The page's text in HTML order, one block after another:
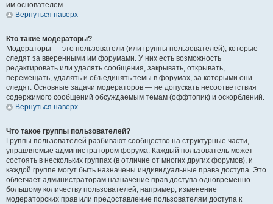
им основателем.
Вернуться наверх
Кто такие модераторы?
Модераторы — это пользователи (или группы пользователей), которые
следят за вверенными им форумами. У них есть возможность
редактировать или удалять сообщения, закрывать, открывать,
перемещать, удалять и объединять темы в форумах, за которыми они
следят. Основные задачи модераторов — не допускать несоответствия
содержимого сообщений обсуждаемым темам (оффтопик) и оскорблений.
Вернуться наверх
Что такое группы пользователей?
Группы пользователей разбивают сообщество на структурные части,
управляемые администратором форума. Каждый пользователь может
состоять в нескольких группах (в отличие от многих других форумов), и
каждой группе могут быть назначены индивидуальные права доступа. Это
облегчает администраторам назначение прав доступа одновременно
большому количеству пользователей, например, изменение
модераторских прав или предоставление пользователям доступа к